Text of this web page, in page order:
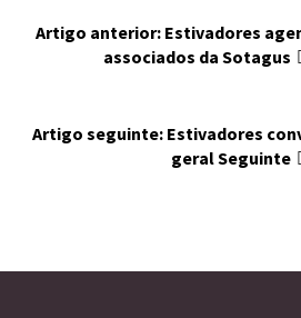
Artigo anterior: Estivadores
associados da Sotagus
Artigo seguinte: Estivadores
geralSeguinte